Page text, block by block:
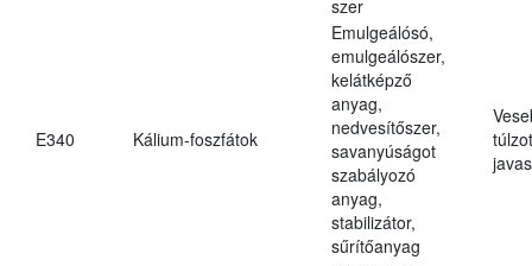
szer
E340 Kálium-foszfátok
Emulgeálósó,
emulgeálószer,
kelátképző
anyag,
nedvesítőszer,
savanyúságot
szabályozó
anyag,
stabilizátor,
sűrítőanyag